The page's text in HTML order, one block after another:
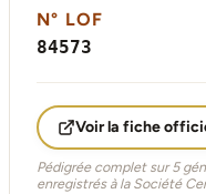
N° LOF
84573
Voir la fiche
Pédigrée complet sur 5
enregistrés à la Société